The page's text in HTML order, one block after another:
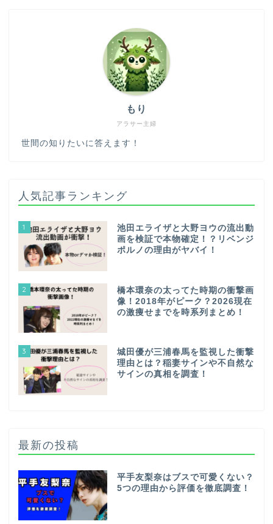
アラサー主婦
もり
世間の知りたいに答えます！
人気記事ランキング
1
池田エライザと大野ヨウの流出動
画を検証で本物確定！？リベンジ
ポルノの理由がヤバイ！
2
橋本環奈の太ってた時期の衝撃画
像！2018年がピーク？2026現在
の激痩せまでを時系列まとめ！
3
城田優が三浦春馬を監視した衝撃
理由とは？稲妻サインや不自然な
サインの真相を調査！
最新の投稿
平手友梨奈はブスで可愛くない？
5つの理由から評価を徹底調査！